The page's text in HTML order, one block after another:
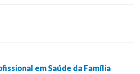
em Saúde da Família